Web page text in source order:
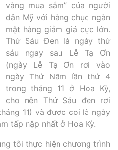
vàng mua sắm” của người
dân Mỹ với hàng chục ngàn
mặt hàng giảm giá cực lớn.
Thứ Sáu Đen là ngày thứ
sáu ngay sau Lễ Tạ Ơn
(ngày Lễ Tạ Ơn rơi vào
ngày Thứ Năm lần thứ 4
trong tháng 11 ở Hoa Kỳ,
cho nên Thứ Sáu đen rơi
11) và được coi là ngày
tấp nập nhất ở Hoa Kỳ.
tôi thực hiện chương trình